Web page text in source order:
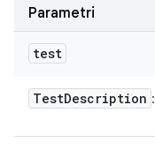
Parametri
test
TestDescription